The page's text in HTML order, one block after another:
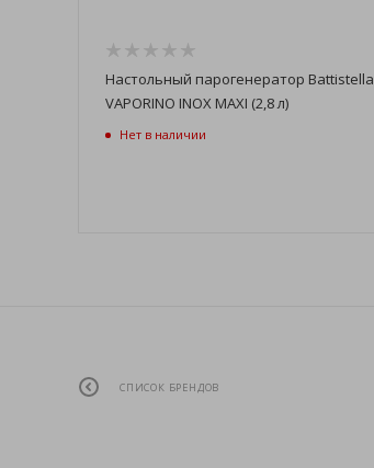
Настольный парогенератор Battistella
VAPORINO INOX MAXI (2,8 л)
Нет в наличии
СПИСОК БРЕНДОВ